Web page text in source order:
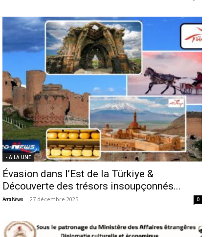
- A LA UNE
Évasion dans l’Est de la Türkiye &
Découverte des trésors insoupçonnés...
Aero News - 27 décembre 2025 0